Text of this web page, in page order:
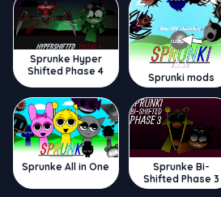
Sprunke Hyper
Shifted Phase 4
Sprunki mods
Sprunke All in One
Sprunke Bi-
Shifted Phase 3